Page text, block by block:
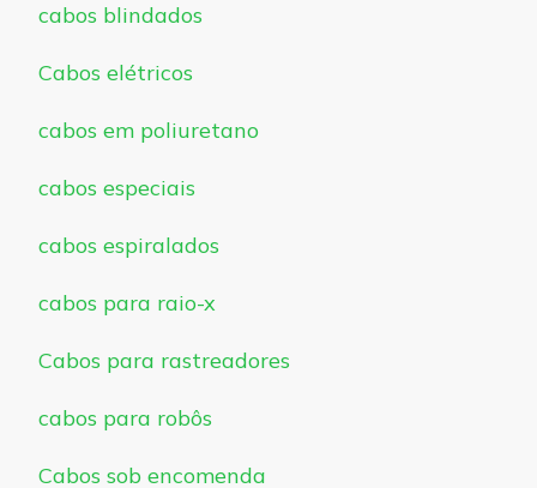
cabos blindados
Cabos elétricos
cabos em poliuretano
cabos especiais
cabos espiralados
cabos para raio-x
Cabos para rastreadores
cabos para robôs
Cabos sob encomenda